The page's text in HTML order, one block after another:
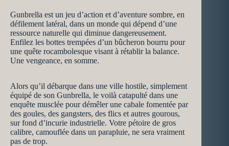
Gunbrella est un jeu d’action et d’aventure sombre, en
défilement latéral, dans un monde qui dépend d’une
ressource naturelle qui diminue dangereusement.
Enfilez les bottes trempées d’un bûcheron bourru pour
une quête rocambolesque visant à rétablir la balance.
Une vengeance, en somme.
Alors qu’il débarque dans une ville hostile, simplement
équipé de son Gunbrella, le voilà catapulté dans une
enquête musclée pour démêler une cabale fomentée par
des goules, des gangsters, des flics et autres gourous,
sur fond d’incurie industrielle. Votre pétoire de gros
calibre, camouflée dans un parapluie, ne sera vraiment
pas de trop.